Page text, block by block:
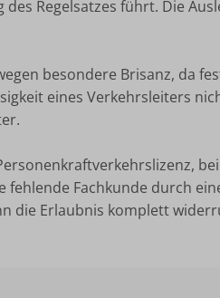
Regelsatzes führt. Die
besondere Brisanz, da
eines Verkehrsleiters
Fachkunde durch
die Erlaubnis komplett